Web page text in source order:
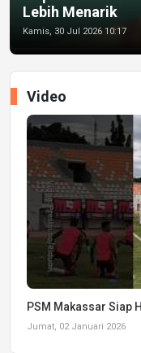
Lebih Menarik
Kamis, 30 Jul 2026 10:17
Video
PSM Makassar Siap
Jumat, 02 Januari 2026